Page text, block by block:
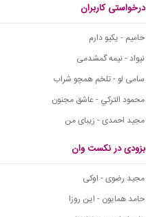
درخواستی کاربران
حامیم - یکیو دارم
نیواد - نیمه گمشدمی
سامی لو - تلخم همچو شراب
محمود التركي - عاشق مجنون
مجید احمدی - زیبای من
بزودی در نکست وان
مجید رضوی - اوکی
حامد همایون - این روزا